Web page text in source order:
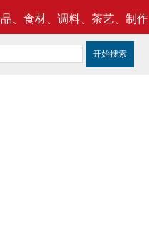
品、食材、调料、茶艺、制作